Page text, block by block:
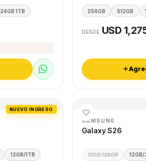
24GB 1TB 256GB 512GB
DESDE USD
NUEVO INGRESO
12GB/1TB
SAMSUNG
Galaxy S26
12GB/128GB